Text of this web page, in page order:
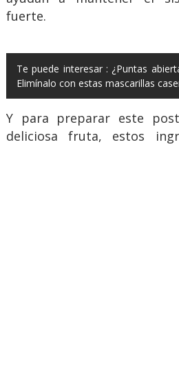
fuerte.
Te puede interesar : ¿Puntas
Elimínalo con estas mascarillas
Y para preparar este
deliciosa fruta, estos